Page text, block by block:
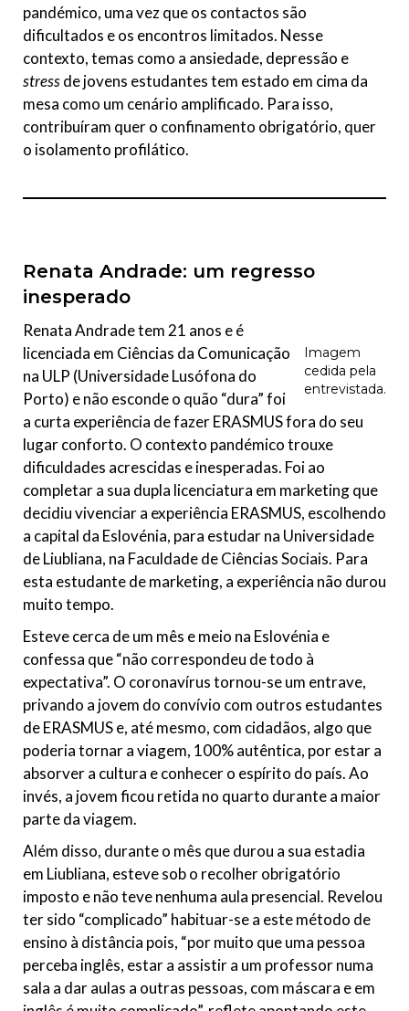
pandémico, uma vez que os contactos são
dificultados e os encontros limitados. Nesse
contexto, temas como a ansiedade, depressão e
stressde jovens estudantes tem estado em cima da
mesa como um cenário amplificado. Para isso,
contribuíram quer o confinamento obrigatório, quer
o isolamento profilático.
Renata Andrade: um regresso
inesperado
Imagem
cedida pela
entrevistada.
Renata Andrade tem 21 anos e é
licenciada em Ciências da Comunicação
na ULP (Universidade Lusófona do
Porto) e não esconde o quão “dura” foi
a curta experiência de fazer ERASMUS fora do seu
lugar conforto. O contexto pandémico trouxe
dificuldades acrescidas e inesperadas. Foi ao
completar a sua dupla licenciatura em marketing que
decidiu vivenciar a experiência ERASMUS, escolhendo
a capital da Eslovénia, para estudar na Universidade
de Liubliana, na Faculdade de Ciências Sociais. Para
esta estudante de marketing, a experiência não durou
muito tempo.
Esteve cerca de um mês e meio na Eslovénia e
confessa que “não correspondeu de todo à
expectativa”. O coronavírus tornou-se um entrave,
privando a jovem do convívio com outros estudantes
de ERASMUS e, até mesmo, com cidadãos, algo que
poderia tornar a viagem, 100% autêntica, por estar a
absorver a cultura e conhecer o espírito do país. Ao
invés, a jovem ficou retida no quarto durante a maior
parte da viagem.
Além disso, durante o mês que durou a sua estadia
em Liubliana, esteve sob o recolher obrigatório
imposto e não teve nenhuma aula presencial. Revelou
ter sido “complicado” habituar-se a este método de
ensino à distância pois, “por muito que uma pessoa
perceba inglês, estar a assistir a um professor numa
sala a dar aulas a outras pessoas, com máscara e em